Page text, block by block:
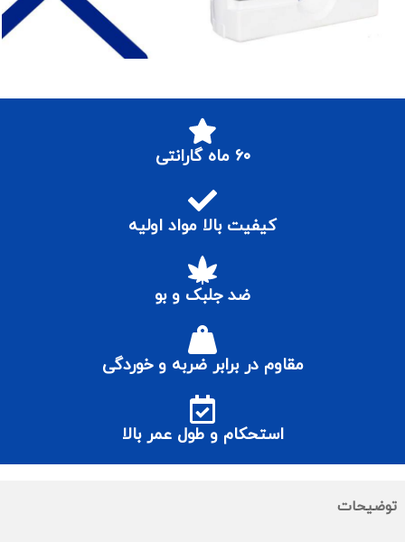
۶۰ ماه گارانتی
کیفیت بالا مواد اولیه
ضد جلبک و بو
مقاوم در برابر ضربه و خوردگی
استحکام و طول عمر بالا
توضیحات